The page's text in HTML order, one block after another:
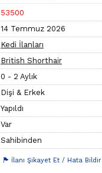
53500
14 Temmuz 2026
Kedi İlanları
British Shorthair
0 - 2 Aylık
Dişi & Erkek
Yapıldı
Var
Sahibinden
İlanı Şikayet Et / Hata Bildir